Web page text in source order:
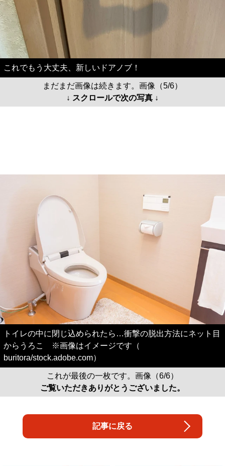
これでもう大丈夫、新しいドアノブ！
まだまだ画像は続きます。画像（5/6）
↓ スクロールで次の写真 ↓
トイレの中に閉じ込められたら…衝撃の脱出方法にネット目
からうろこ ※画像はイメージです（
buritora/stock.adobe.com）
これが最後の一枚です。画像（6/6）
ご覧いただきありがとうございました。
記事に戻る